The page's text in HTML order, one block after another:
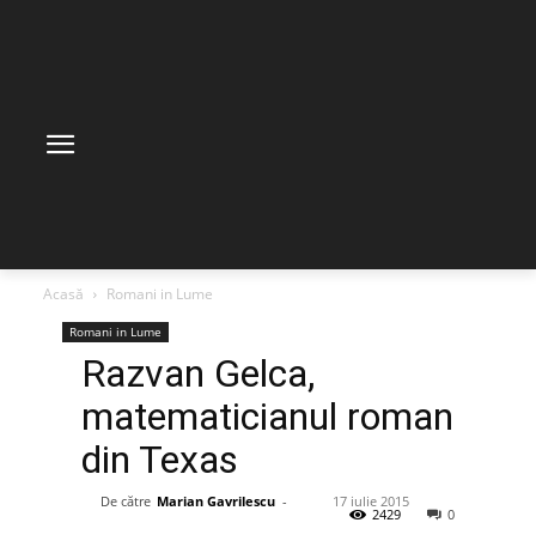
Acasă Romani in Lume
Romani in Lume
Razvan Gelca,
matematicianul roman
din Texas
De către Marian Gavrilescu - 17 iulie 2015
0
2429